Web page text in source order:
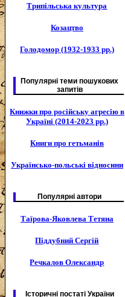
Трипільська культура
Козацтво
Голодомор (1932-1933 рр.)
Популярні теми пошукових
запитів
Книжки про російську агресію в
Україні (2014-2023 рр.)
Книги про гетьманів
Українсько-польські відносини
Популярні автори
Таїрова-Яковлева Тетяна
Піддубний Сергій
Речкалов Олександр
Історичні постаті України